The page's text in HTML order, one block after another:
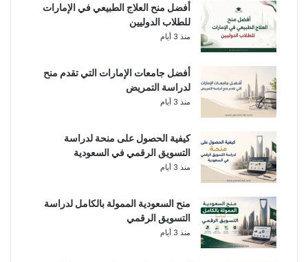
أفضل منح العلاج الطبيعي في الإمارات
للطلاب الدوليين
منذ 3 أيام
أفضل جامعات الإمارات التي تقدم منح
لدراسة التمريض
منذ 3 أيام
كيفية الحصول على منحة لدراسة
التسويق الرقمي في السعودية
منذ 3 أيام
منح السعودية الممولة بالكامل لدراسة
التسويق الرقمي
منذ 3 أيام